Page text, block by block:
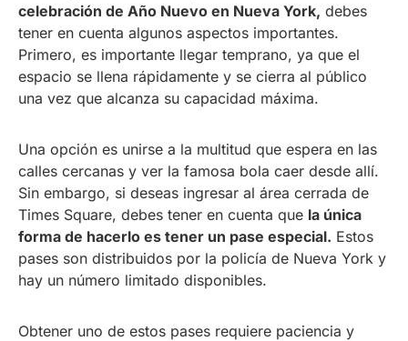
celebración de Año Nuevo en Nueva York, debes
tener en cuenta algunos aspectos importantes.
Primero, es importante llegar temprano, ya que el
espacio se llena rápidamente y se cierra al público
una vez que alcanza su capacidad máxima.
Una opción es unirse a la multitud que espera en las
calles cercanas y ver la famosa bola caer desde allí.
Sin embargo, si deseas ingresar al área cerrada de
Times Square, debes tener en cuenta que la única
forma de hacerlo es tener un pase especial. Estos
pases son distribuidos por la policía de Nueva York y
hay un número limitado disponibles.
Obtener uno de estos pases requiere paciencia y